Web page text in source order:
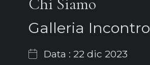
Galleria Incontro
Data : 22 dic 2023